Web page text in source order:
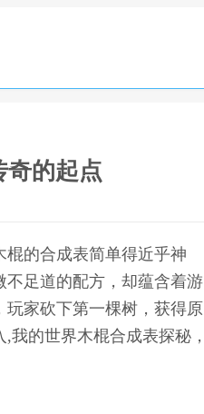
奇的起点
的合成表简单得近乎神
足道的配方，却蕴含着游
家砍下第一棵树，获得原
的世界木棍合成表探秘，